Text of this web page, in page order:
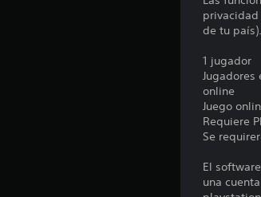
de tu país).
1 jugador
online
Juego
Requiere
Se
El
una